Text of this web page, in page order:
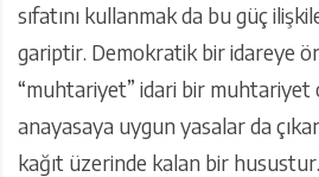
sıfatını kullanmak da bu güç
gariptir. Demokratik bir idareye
“muhtariyet” idari bir muhtariyet
anayasaya uygun yasalar da
kağıt üzerinde kalan bir husustur.